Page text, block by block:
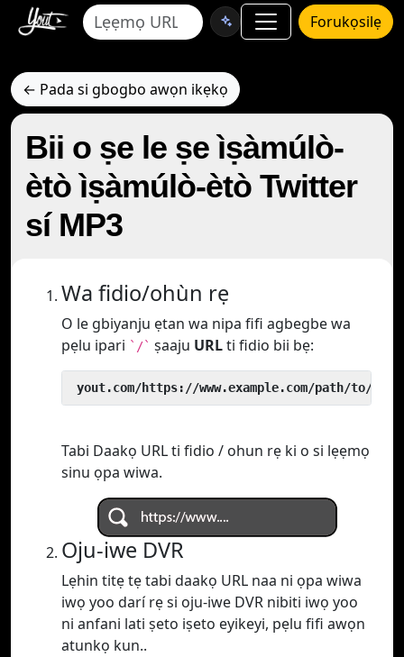
Forukọsilẹ
← Pada si gbogbo awọn ikẹkọ
Bii o ṣe le ṣe ìṣàmúlò-
ètò ìṣàmúlò-ètò Twitter
sí MP3
Wa fidio/ohùn rẹ
O le gbiyanju ẹtan wa nipa fifi agbegbe wa
pẹlu ipari `/` ṣaaju URLti fidio bii bẹ:
yout.com/https://www.example.com/path/to/
Tabi Daakọ URL ti fidio / ohun rẹ ki o si lẹẹmọ
sinu ọpa wiwa.
Oju-iwe DVR
Lẹhin titẹ tẹ tabi daakọ URL naa ni ọpa wiwa
iwọ yoo darí rẹ si oju-iwe DVR nibiti iwọ yoo
ni anfani lati ṣeto iṣeto eyikeyi, pẹlu fifi awọn
atunkọ kun..